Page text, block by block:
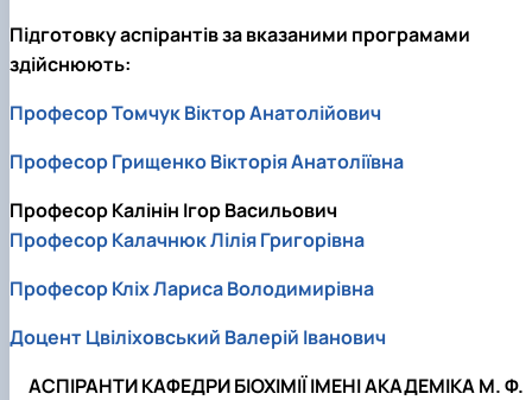
Підготовку аспірантів за вказаними програмами
здійснюють:
Професор Томчук Віктор Анатолійович
Професор Грищенко Вікторія Анатоліївна
Професор Калінін Ігор Васильович
Професор Калачнюк Лілія Григорівна
Професор Кліх Лариса Володимирівна
Доцент Цвіліховський Валерій Іванович
АСПІРАНТИ КАФЕДРИ БІОХІМІЇ ІМЕНІ АКАДЕМІКА М. Ф.